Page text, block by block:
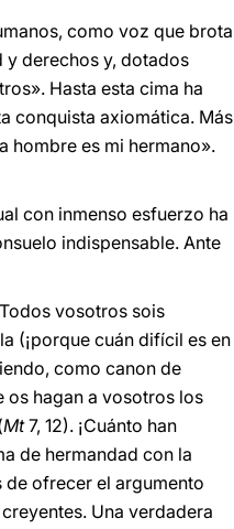
como voz que brota
y derechos y, dotados
Hasta esta cima ha
conquista axiomática. Más
hombre es mi hermano».
con inmenso esfuerzo ha
indispensable. Ante
vosotros sois
(¡porque cuán difícil es en
como canon de
os hagan a vosotros los
Mt7, 12). ¡Cuánto han
de hermandad con la
ofrecer el argumento
Una verdadera